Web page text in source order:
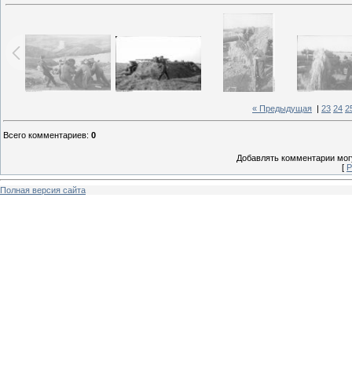
« Предыдущая 23 24
Всего комментариев: 0
Добавлять комментарии
[
Полная версия сайта